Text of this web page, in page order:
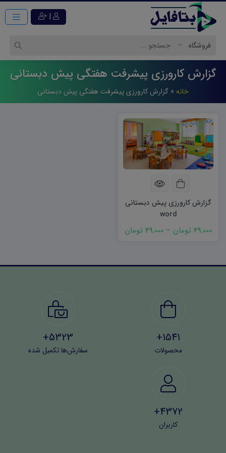
|
گزارش کارورزی پیشرفت هفتگی پیش دبستانی
خانه » گزارش کارورزی پیشرفت هفتگی پیش دبستانی
گزارش کارورزی پیش دبستانی
word
49,000 تومان – 49,000 تومان
1541+
محصولات
5323+
سفارش‌ها تکمیل شده
4372+
کاربران